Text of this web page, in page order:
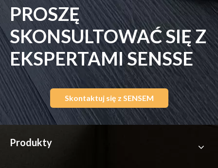
PROSZĘ
SKONSULTOWAĆ SIĘ Z
EKSPERTAMI SENSSE
Skontaktuj się z SENSEM
Produkty